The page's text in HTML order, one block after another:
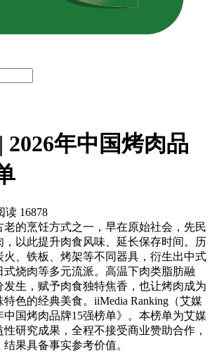
2026年中国烤肉品
读 16878
老的烹饪方式之一，早在原始社会，先民
，以此提升肉食风味、延长保存时间。历
火、铁板、烤架等不同器具，衍生出中式
烧肉等多元流派。高温下肉类脂肪融
生，赋予肉食独特焦香，也让烤肉成为
色的经典美食。iiMedia Ranking（艾媒
中国烤肉品牌15强榜单》。本榜单为艾媒
研究成果，全程不接受商业赞助合作，
果具备事实参考价值。